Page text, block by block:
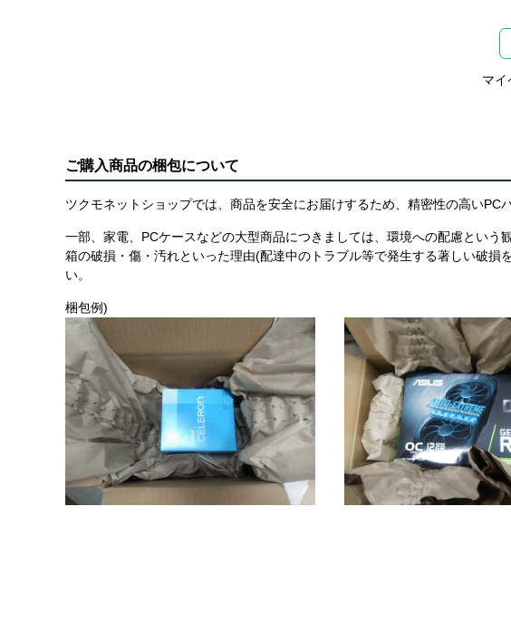
マイ
ご購入商品の梱包について
ツクモネットショップでは、商品を安全にお届けするため、精密性の高い
一部、家電、PCケースなどの大型商品につきましては、環境への配慮とい
箱の破損・傷・汚れといった理由(配達中のトラブル等で発生する著しい破
い。
梱包例)